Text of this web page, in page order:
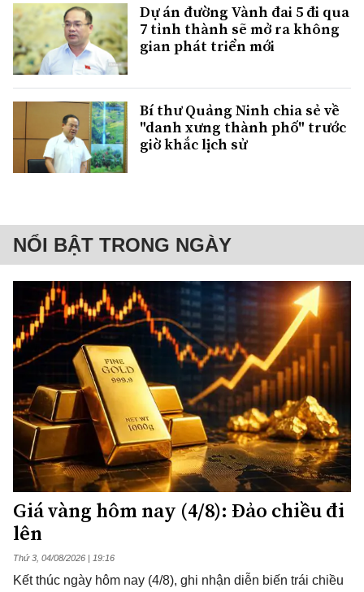
Dự án đường Vành đai 5 đi qua
7 tỉnh thành sẽ mở ra không
gian phát triển mới
Bí thư Quảng Ninh chia sẻ về
"danh xưng thành phố" trước
giờ khắc lịch sử
NỔI BẬT TRONG NGÀY
Giá vàng hôm nay (4/8): Đảo chiều đi
lên
Thứ 3, 04/08/2026 | 19:16
Kết thúc ngày hôm nay (4/8), ghi nhận diễn biến trái chiều